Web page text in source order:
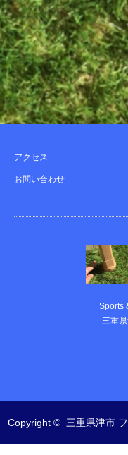
アクセス
お問い合わせ
Sports
三重
Copyright © 三重県津市